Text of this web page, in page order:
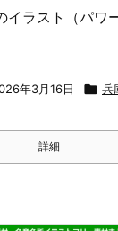
イラスト（パワ
年3月16日  兵
詳細